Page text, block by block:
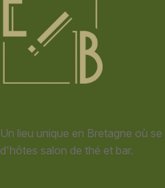
Un lieu unique en Bretagne où
d'hôtes salon de thé et bar.